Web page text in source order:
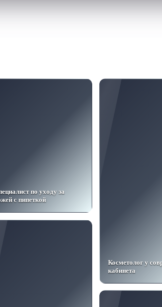
по уходу за
с пипеткой
Косметолог у
кабинета